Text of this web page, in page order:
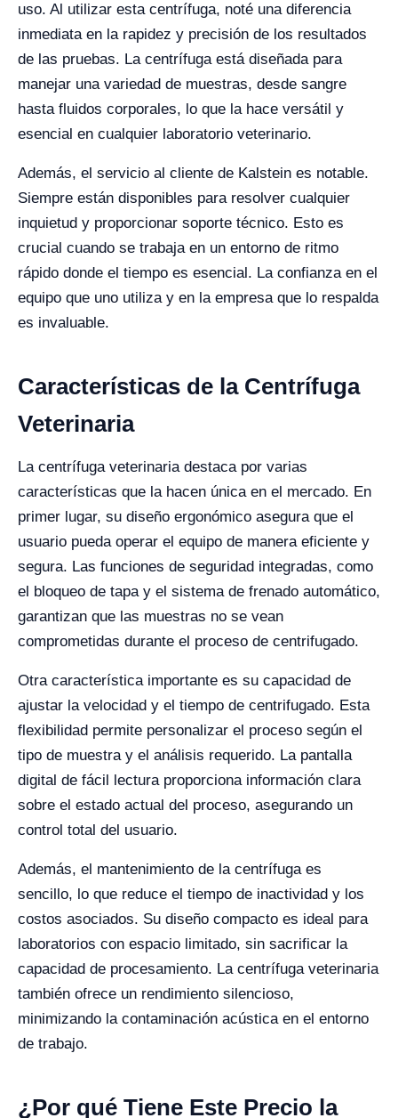
uso. Al utilizar esta centrífuga, noté una diferencia
inmediata en la rapidez y precisión de los resultados
de las pruebas. La centrífuga está diseñada para
manejar una variedad de muestras, desde sangre
hasta fluidos corporales, lo que la hace versátil y
esencial en cualquier laboratorio veterinario.
Además, el servicio al cliente de Kalstein es notable.
Siempre están disponibles para resolver cualquier
inquietud y proporcionar soporte técnico. Esto es
crucial cuando se trabaja en un entorno de ritmo
rápido donde el tiempo es esencial. La confianza en el
equipo que uno utiliza y en la empresa que lo respalda
es invaluable.
Características de la Centrífuga
Veterinaria
La centrífuga veterinaria destaca por varias
características que la hacen única en el mercado. En
primer lugar, su diseño ergonómico asegura que el
usuario pueda operar el equipo de manera eficiente y
segura. Las funciones de seguridad integradas, como
el bloqueo de tapa y el sistema de frenado automático,
garantizan que las muestras no se vean
comprometidas durante el proceso de centrifugado.
Otra característica importante es su capacidad de
ajustar la velocidad y el tiempo de centrifugado. Esta
flexibilidad permite personalizar el proceso según el
tipo de muestra y el análisis requerido. La pantalla
digital de fácil lectura proporciona información clara
sobre el estado actual del proceso, asegurando un
control total del usuario.
Además, el mantenimiento de la centrífuga es
sencillo, lo que reduce el tiempo de inactividad y los
costos asociados. Su diseño compacto es ideal para
laboratorios con espacio limitado, sin sacrificar la
capacidad de procesamiento. La centrífuga veterinaria
también ofrece un rendimiento silencioso,
minimizando la contaminación acústica en el entorno
de trabajo.
¿Por qué Tiene Este Precio la